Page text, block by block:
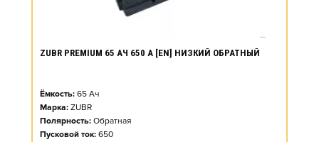
ZUBR PREMIUM 65 АЧ 650 А [EN] НИЗКИЙ ОБРАТНЫЙ
Ёмкость: 65 Ач
Марка: ZUBR
Полярность: Обратная
Пусковой ток: 650